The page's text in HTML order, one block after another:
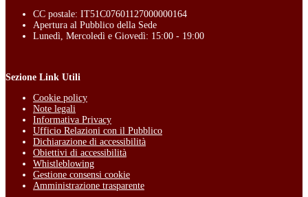
CC postale: IT51C07601127000000164
Apertura al Pubblico della Sede
Lunedì, Mercoledì e Giovedì: 15:00 - 19:00
Sezione Link Utili
Cookie policy
Note legali
Informativa Privacy
Ufficio Relazioni con il Pubblico
Dichiarazione di accessibilità
Obiettivi di accessibilità
Whistleblowing
Gestione consensi cookie
Amministrazione trasparente